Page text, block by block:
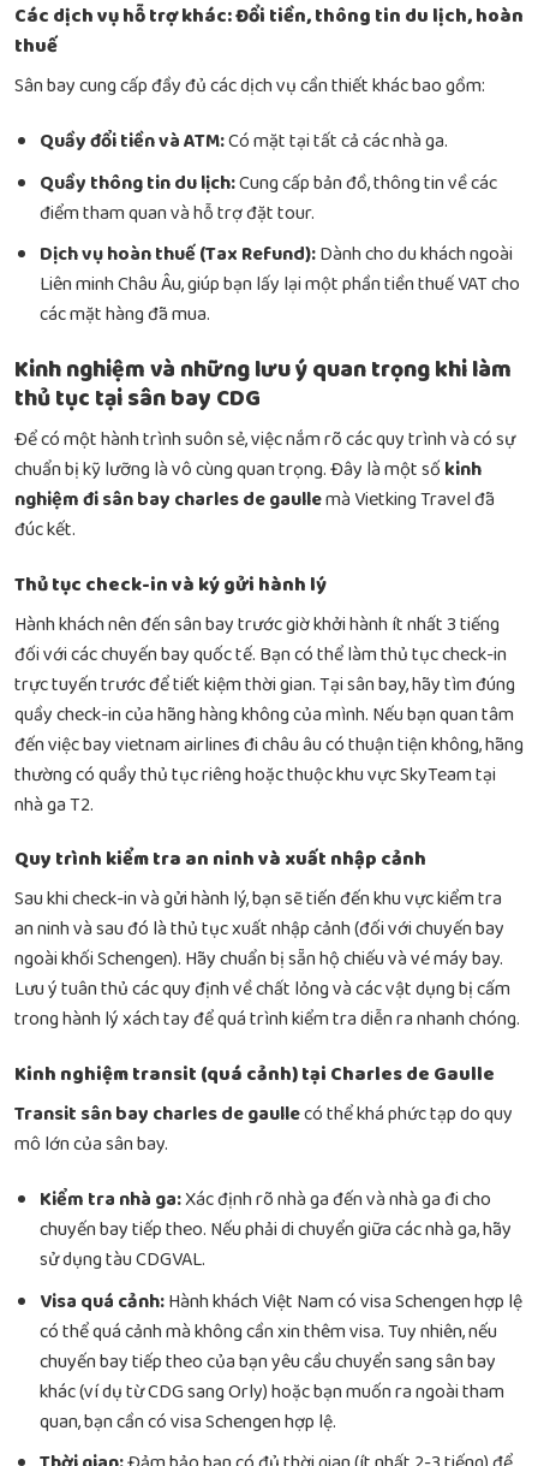
Các dịch vụ hỗ trợ khác: Đổi tiền, thông tin du lịch, hoàn
thuế
Sân bay cung cấp đầy đủ các dịch vụ cần thiết khác bao gồm:
Quầy đổi tiền và ATM:Có mặt tại tất cả các nhà ga.
Quầy thông tin du lịch:Cung cấp bản đồ, thông tin về các
điểm tham quan và hỗ trợ đặt tour.
Dịch vụ hoàn thuế (Tax Refund):Dành cho du khách ngoài
Liên minh Châu Âu, giúp bạn lấy lại một phần tiền thuế VAT cho
các mặt hàng đã mua.
Kinh nghiệm và những lưu ý quan trọng khi làm
thủ tục tại sân bay CDG
Để có một hành trình suôn sẻ, việc nắm rõ các quy trình và có sự
chuẩn bị kỹ lưỡng là vô cùng quan trọng. Đây là một số kinh
nghiệm đi sân bay charles de gaullemà Vietking Travel đã
đúc kết.
Thủ tục check-in và ký gửi hành lý
Hành khách nên đến sân bay trước giờ khởi hành ít nhất 3 tiếng
đối với các chuyến bay quốc tế. Bạn có thể làm thủ tục check-in
trực tuyến trước để tiết kiệm thời gian. Tại sân bay, hãy tìm đúng
quầy check-in của hãng hàng không của mình. Nếu bạn quan tâm
đến việcbay vietnam airlines đi châu âu có thuận tiện không, hãng
thường có quầy thủ tục riêng hoặc thuộc khu vực SkyTeam tại
nhà ga T2.
Quy trình kiểm tra an ninh và xuất nhập cảnh
Sau khi check-in và gửi hành lý, bạn sẽ tiến đến khu vực kiểm tra
an ninh và sau đó là thủ tục xuất nhập cảnh (đối với chuyến bay
ngoài khối Schengen). Hãy chuẩn bị sẵn hộ chiếu và vé máy bay.
Lưu ý tuân thủ các quy định về chất lỏng và các vật dụng bị cấm
trong hành lý xách tay để quá trình kiểm tra diễn ra nhanh chóng.
Kinh nghiệm transit (quá cảnh) tại Charles de Gaulle
Transit sân bay charles de gaullecó thể khá phức tạp do quy
mô lớn của sân bay.
Kiểm tra nhà ga:Xác định rõ nhà ga đến và nhà ga đi cho
chuyến bay tiếp theo. Nếu phải di chuyển giữa các nhà ga, hãy
sử dụng tàu CDGVAL.
Visa quá cảnh:Hành khách Việt Nam có visa Schengen hợp lệ
có thể quá cảnh mà không cần xin thêm visa. Tuy nhiên, nếu
chuyến bay tiếp theo của bạn yêu cầu chuyển sang sân bay
khác (ví dụ từ CDG sang Orly) hoặc bạn muốn ra ngoài tham
quan, bạn cần có visa Schengen hợp lệ.